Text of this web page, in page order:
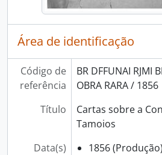
Área de identificação
Código de
referência
BR DFFUNAI RJMI
OBRA RARA / 1856
Título
Cartas sobre a
Tamoios
Data(s)
1856 (Produção)